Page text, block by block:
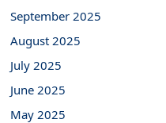
September 2025
August 2025
July 2025
June 2025
May 2025